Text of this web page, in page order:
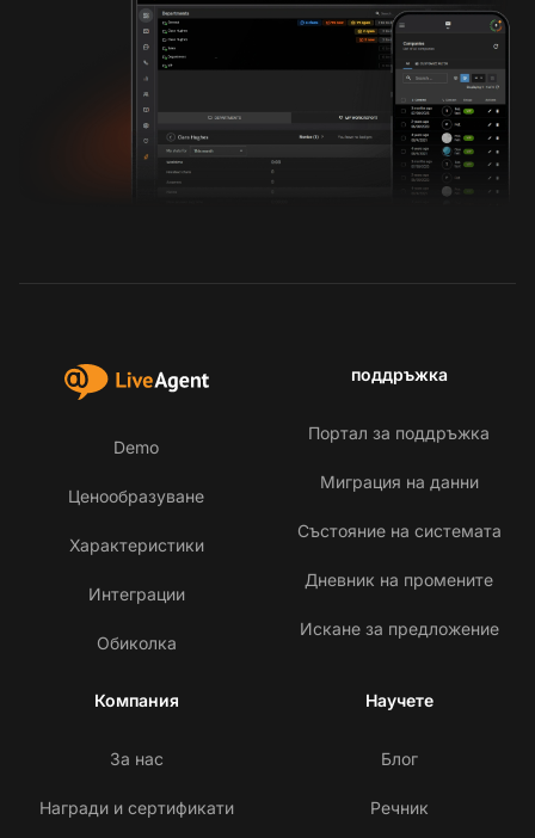
Demo
Ценообразуване
Характеристики
Интеграции
Обиколка
поддръжка
Портал за поддръжка
Миграция на данни
Състояние на системата
Дневник на промените
Искане за предложение
Компания
За нас
Награди и сертификати
Научете
Блог
Речник